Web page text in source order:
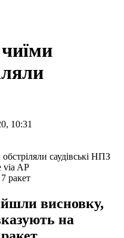
10:31
via AP
ракет
висновку,
на